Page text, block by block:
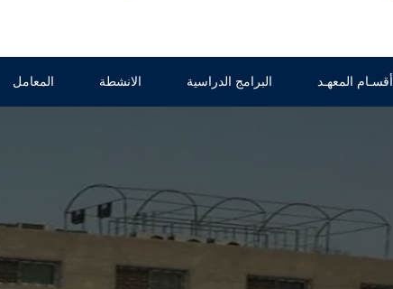
أقسـام المعهـد البرامج الدراسية الانشطة المعامل